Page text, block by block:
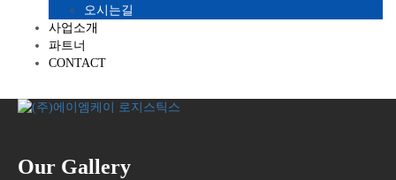
오시는길
사업소개
파트너
CONTACT
Our Gallery